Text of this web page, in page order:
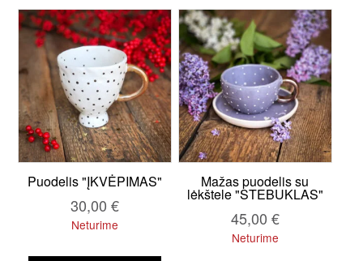
Puodelis "ĮKVĖPIMAS"
30,00€
Neturime
Mažas puodelis su
lėkštele "STEBUKLAS"
45,00 €
Neturime